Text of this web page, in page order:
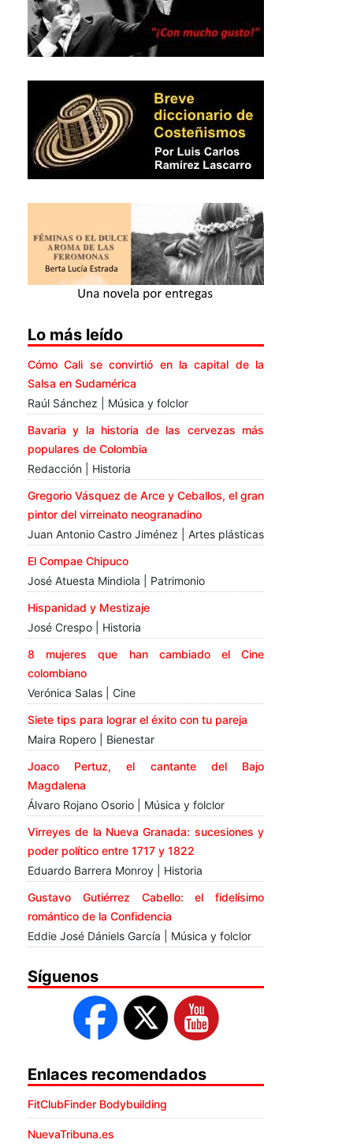
Lo más leído
Cómo Cali se convirtió en la capital de la
Salsa en Sudamérica
Raúl Sánchez | Música y folclor
Bavaria y la historia de las cervezas más
populares de Colombia
Redacción | Historia
Gregorio Vásquez de Arce y Ceballos, el gran
pintor del virreinato neogranadino
Juan Antonio Castro Jiménez | Artes plásticas
El Compae Chipuco
José Atuesta Mindiola | Patrimonio
Hispanidad y Mestizaje
José Crespo | Historia
8 mujeres que han cambiado el Cine
colombiano
Verónica Salas | Cine
Siete tips para lograr el éxito con tu pareja
Maira Ropero | Bienestar
Joaco Pertuz, el cantante del Bajo
Magdalena
Álvaro Rojano Osorio | Música y folclor
Virreyes de la Nueva Granada: sucesiones y
poder político entre 1717 y 1822
Eduardo Barrera Monroy | Historia
Gustavo Gutiérrez Cabello: el fidelísimo
romántico de la Confidencia
Eddie José Dániels García | Música y folclor
Síguenos
Enlaces recomendados
FitClubFinder Bodybuilding
NuevaTribuna.es